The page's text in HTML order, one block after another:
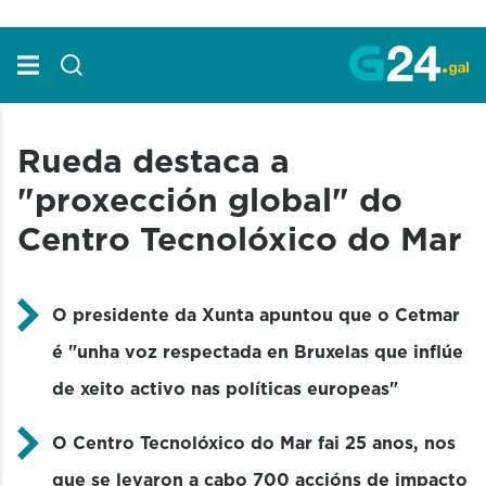
Rueda destaca a
"proxección global" do
Centro Tecnolóxico do Mar
O presidente da Xunta apuntou que o Cetmar
é "unha voz respectada en Bruxelas que inflúe
de xeito activo nas políticas europeas"
O Centro Tecnolóxico do Mar fai 25 anos, nos
que se levaron a cabo 700 accións de impacto